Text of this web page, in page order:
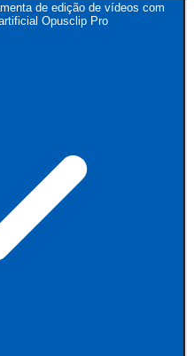
de edição de vídeos com
Opusclip Pro